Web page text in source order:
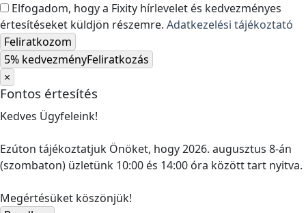
Elfogadom, hogy a Fixity hírlevelet és kedvezményes
értesítéseket küldjön részemre. Adatkezelési tájékoztató
Feliratkozom
5% kedvezményFeliratkozás
×
Fontos értesítés
Kedves Ügyfeleink!
Ezúton tájékoztatjuk Önöket, hogy 2026. augusztus 8-án
(szombaton) üzletünk 10:00 és 14:00 óra között tart nyitva.
Megértésüket köszönjük!